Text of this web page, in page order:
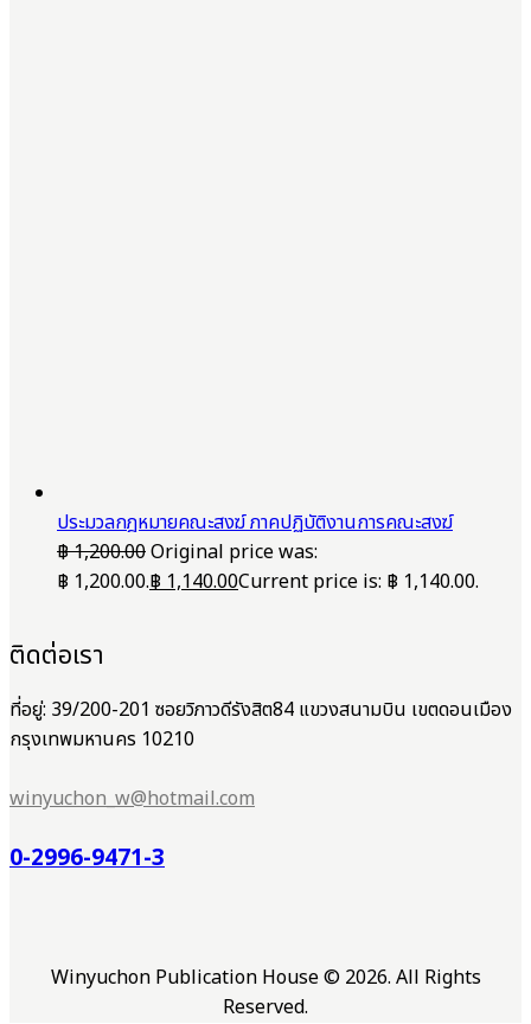
ประมวลกฎหมายคณะสงฆ์ ภาคปฏิบัติงานการคณะสงฆ์
฿1,200.00Original price was:
฿ 1,200.00.฿1,140.00Current price is: ฿ 1,140.00.
ติดต่อเรา
ที่อยู่: 39/200-201 ซอยวิภาวดีรังสิต84 แขวงสนามบิน เขตดอนเมือง
กรุงเทพมหานคร 10210
winyuchon_w@hotmail.com
0-2996-9471-3
Winyuchon Publication House © 2026. All Rights
Reserved.